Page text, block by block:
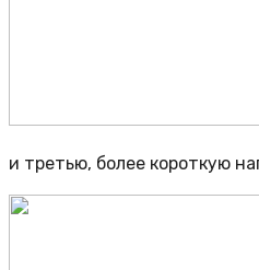
и третью, более короткую